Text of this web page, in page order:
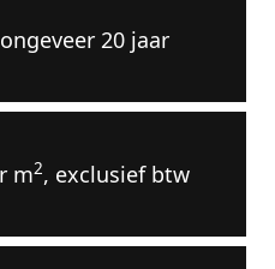
20 jaar
m2, exclusief btw